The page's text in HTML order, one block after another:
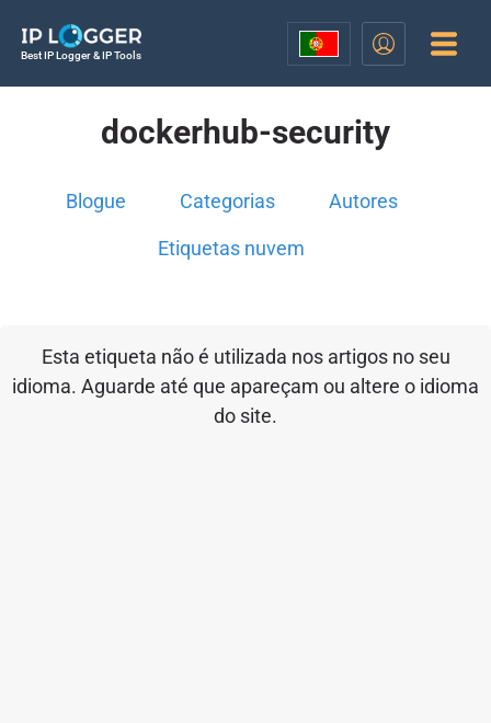
Best IP Logger & IP Tools
dockerhub-security
Blogue Categorias Autores
Etiquetas nuvem